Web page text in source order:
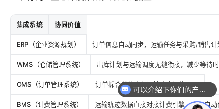
集成系统 协同价值
ERP（企业资源规划） 订单信息自动同步，运输任务与采购/销售计
WMS（仓储管理系统） 出库计划与运输调度无缝衔接，减少等待
OMS（订单管理系统） 订单拆合单策略与运输路由智能匹配
BMS（计费管理系统） 运输轨迹数据直接对接计费引擎，实现自
可以介绍下你们的产品么
你们是怎么收费的呢